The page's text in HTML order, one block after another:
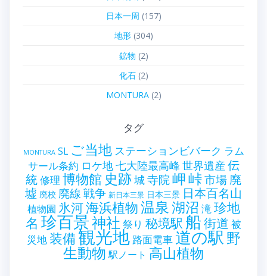
日本一周 (157)
地形(304)
鉱物 (2)
化石(2)
MONTURA(2)
タグ
MONTURA SL ご当地 ステーションビバーク ラム
サール条約 ロケ地七大陸最高峰 世界遺産 伝
統修理 博物館 史跡城寺院岬峠市場 廃
墟 廃校 廃線戦争 新日本三景 日本三景 日本百名山
植物園 氷河海浜植物温泉湖沼 滝 珍地
名 珍百景神社 祭り 秘境駅 船街道 被
災地 装備観光地 路面電車道の駅 野
生動物 駅ノート 高山植物